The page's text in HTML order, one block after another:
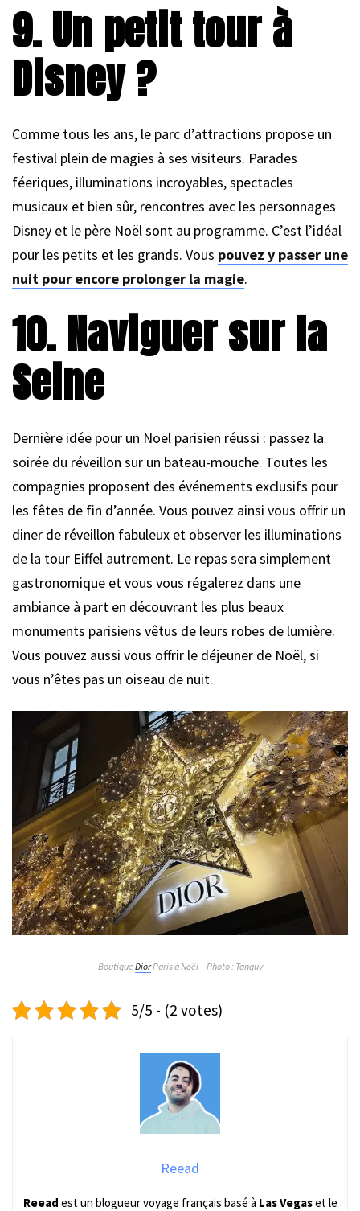
9. Un petit tour à
Disney ?
Comme tous les ans, le parc d’attractions propose un
festival plein de magies à ses visiteurs. Parades
féeriques, illuminations incroyables, spectacles
musicaux et bien sûr, rencontres avec les personnages
Disney et le père Noël sont au programme. C’est l’idéal
pour les petits et les grands. Vous pouvez y passer une
nuit pour encore prolonger la magie.
10. Naviguer sur la
Seine
Dernière idée pour un Noël parisien réussi : passez la
soirée du réveillon sur un bateau-mouche. Toutes les
compagnies proposent des événements exclusifs pour
les fêtes de fin d’année. Vous pouvez ainsi vous offrir un
diner de réveillon fabuleux et observer les illuminations
de la tour Eiffel autrement. Le repas sera simplement
gastronomique et vous vous régalerez dans une
ambiance à part en découvrant les plus beaux
monuments parisiens vêtus de leurs robes de lumière.
Vous pouvez aussi vous offrir le déjeuner de Noël, si
vous n’êtes pas un oiseau de nuit.
BoutiqueDiorParis à Noël – Photo : Tanguy
5/5 - (2 votes)
Reead
Reead est un blogueur voyage français basé à Las Vegaset le